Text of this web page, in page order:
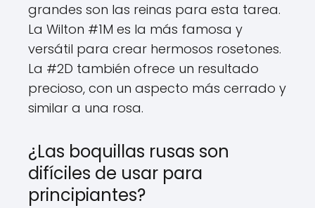
grandes son las reinas para esta tarea.
La Wilton #1M es la más famosa y
versátil para crear hermosos rosetones.
La #2D también ofrece un resultado
precioso, con un aspecto más cerrado y
similar a una rosa.
¿Las boquillas rusas son
difíciles de usar para
principiantes?